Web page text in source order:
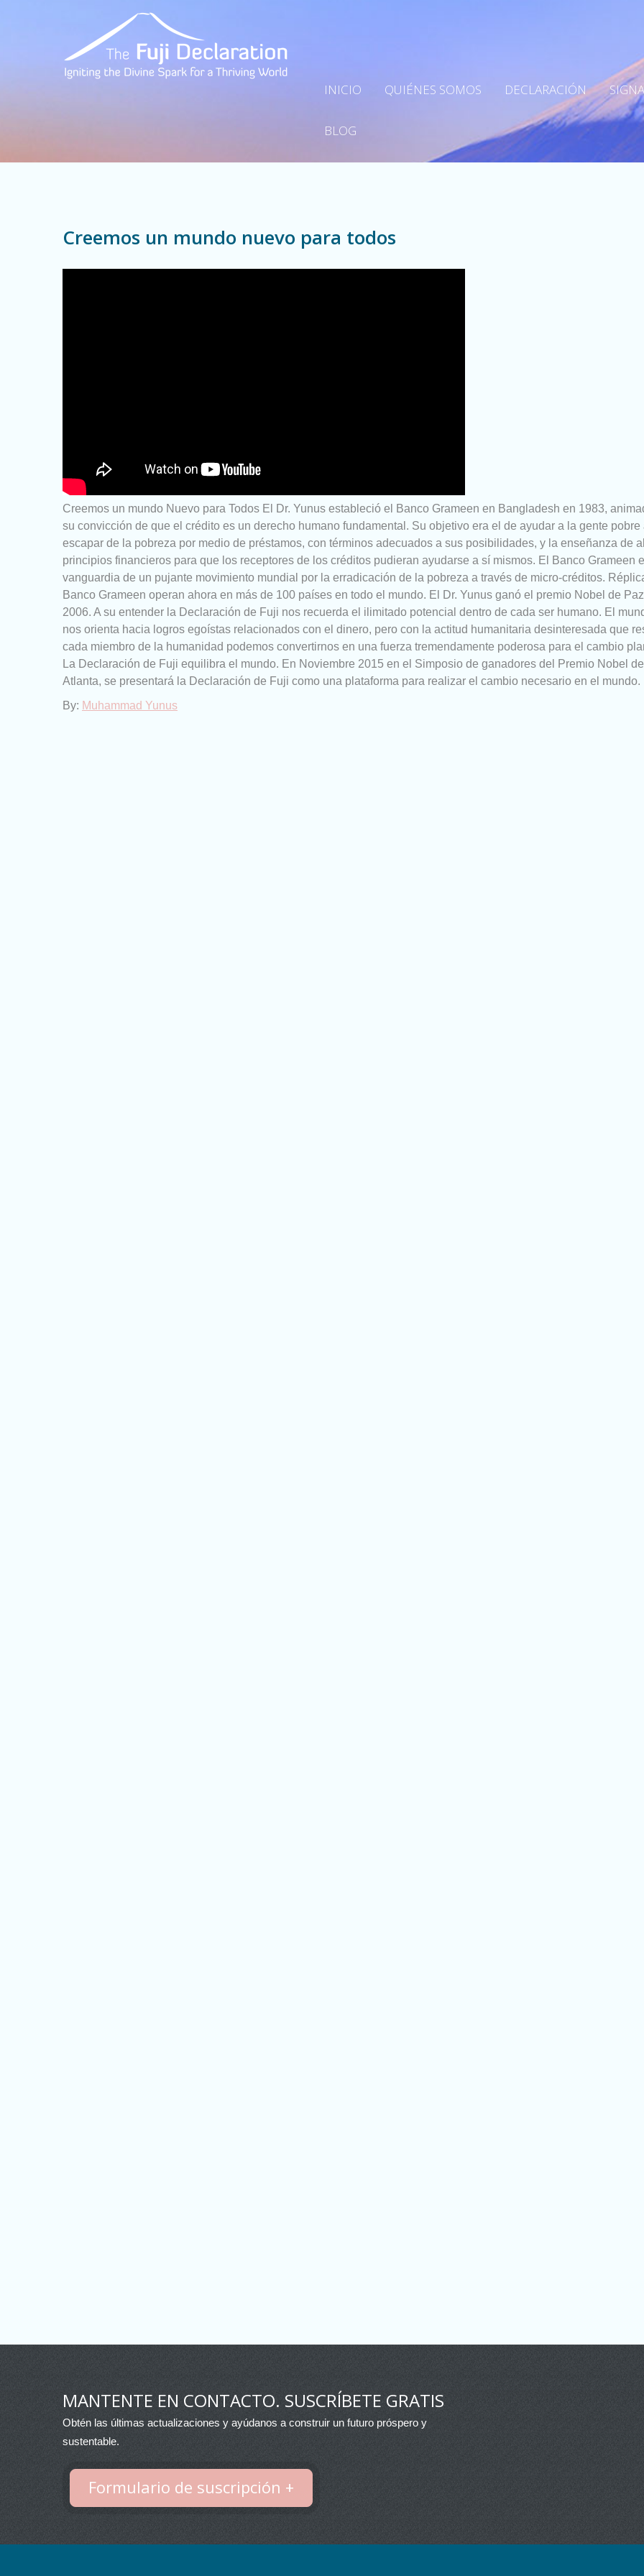
INICIO QUIÉNES SOMOS DECLARACIÓN
BLOG
Creemos un mundo nuevo para todos
Creemos un mundo Nuevo para Todos El Dr. Yunus estableció el Banco Grameen en Bangladesh en 1983,
su convicción de que el crédito es un derecho humano fundamental. Su objetivo era el de ayudar a la gente pobre
escapar de la pobreza por medio de préstamos, con términos adecuados a sus posibilidades, y la enseñanza de
principios financieros para que los receptores de los créditos pudieran ayudarse a sí mismos. El Banco Grameen
vanguardia de un pujante movimiento mundial por la erradicación de la pobreza a través de micro-créditos.
Banco Grameen operan ahora en más de 100 países en todo el mundo. El Dr. Yunus ganó el premio Nobel de
2006. A su entender la Declaración de Fuji nos recuerda el ilimitado potencial dentro de cada ser humano. El
nos orienta hacia logros egoístas relacionados con el dinero, pero con la actitud humanitaria desinteresada que
cada miembro de la humanidad podemos convertirnos en una fuerza tremendamente poderosa para el cambio
La Declaración de Fuji equilibra el mundo. En Noviembre 2015 en el Simposio de ganadores del Premio Nobel
Atlanta, se presentará la Declaración de Fuji como una plataforma para realizar el cambio necesario en el mundo.
By: Muhammad Yunus
https://
MANTENTE EN CONTACTO. SUSCRÍBETE GRATIS
Obtén las últimas actualizaciones y ayúdanos a construir un futuro próspero y
sustentable.
Formulario de suscripción +